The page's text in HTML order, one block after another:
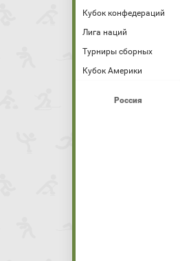
Кубок конфедераций
Лига наций
Турниры сборных
Кубок Америки
Россия